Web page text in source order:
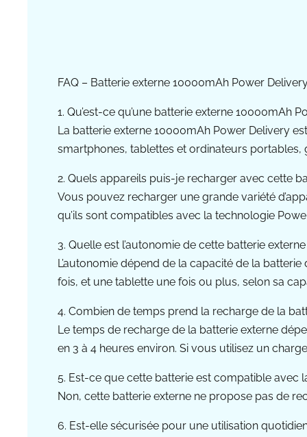
FAQ – Batterie externe 10000mAh Power
1. Qu’est-ce qu’une batterie externe 10000mAh
La batterie externe 10000mAh Power Delivery
smartphones, tablettes et ordinateurs portables,
2. Quels appareils puis-je recharger avec cette
Vous pouvez recharger une grande variété
qu’ils sont compatibles avec la technologie
3. Quelle est l’autonomie de cette batterie externe
L’autonomie dépend de la capacité de la
fois, et une tablette une fois ou plus, selon sa
4. Combien de temps prend la recharge de la
Le temps de recharge de la batterie externe
en 3 à 4 heures environ. Si vous utilisez un
5. Est-ce que cette batterie est compatible avec
Non, cette batterie externe ne propose pas de
6. Est-elle sécurisée pour une utilisation